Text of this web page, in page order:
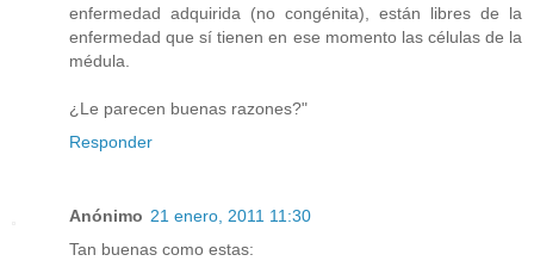
enfermedad adquirida (no congénita), están libres de la
enfermedad que sí tienen en ese momento las células de la
médula.
¿Le parecen buenas razones?"
Responder
Anónimo 21 enero, 2011 11:30
Tan buenas como estas: